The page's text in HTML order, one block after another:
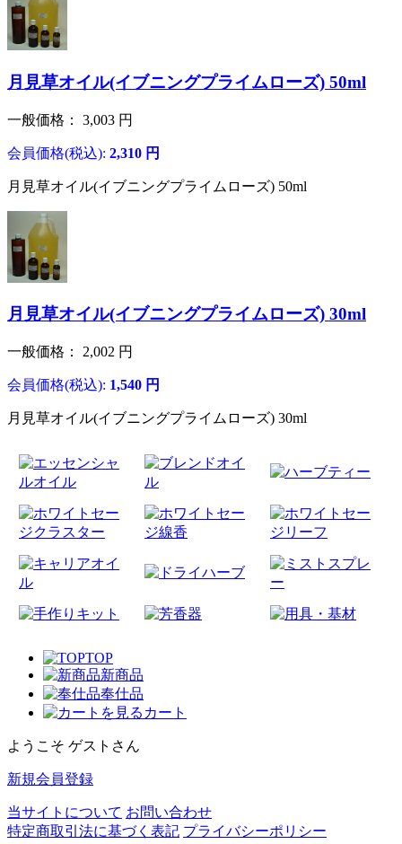
月見草オイル(イブニングプライムローズ) 50ml
一般価格： 3,003 円
会員価格(税込): 2,310 円
月見草オイル(イブニングプライムローズ) 50ml
月見草オイル(イブニングプライムローズ) 30ml
一般価格： 2,002 円
会員価格(税込): 1,540 円
月見草オイル(イブニングプライムローズ) 30ml
TOP
新商品
奉仕品
カート
ようこそ ゲストさん
新規会員登録
当サイトについて お問い合わせ
特定商取引法に基づく表記 プライバシーポリシー